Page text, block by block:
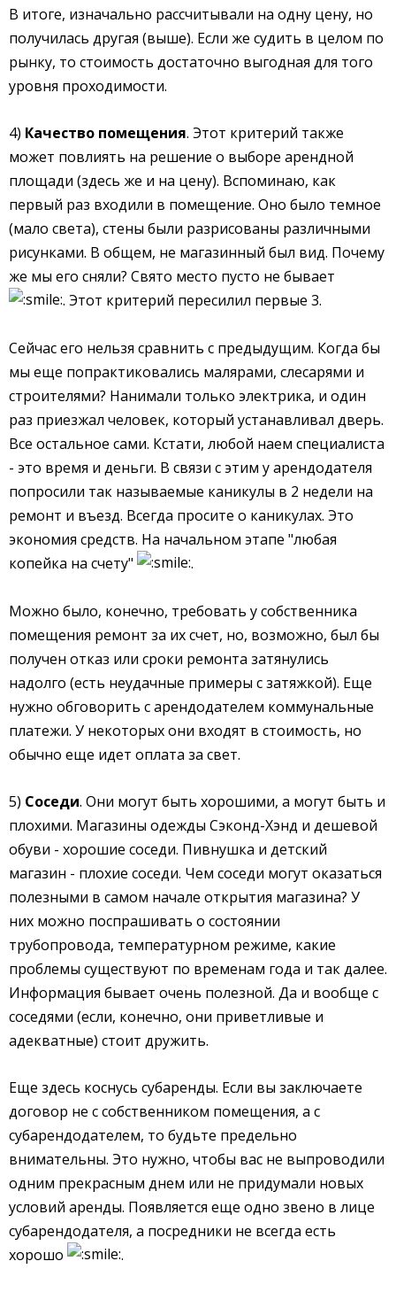
В итоге, изначально рассчитывали на одну цену, но
получилась другая (выше). Если же судить в целом по
рынку, то стоимость достаточно выгодная для того
уровня проходимости.
4) Качество помещения. Этот критерий также
может повлиять на решение о выборе арендной
площади (здесь же и на цену). Вспоминаю, как
первый раз входили в помещение. Оно было темное
(мало света), стены были разрисованы различными
рисунками. В общем, не магазинный был вид. Почему
же мы его сняли? Свято место пусто не бывает
. Этот критерий пересилил первые 3.
Сейчас его нельзя сравнить с предыдущим. Когда бы
мы еще попрактиковались малярами, слесарями и
строителями? Нанимали только электрика, и один
раз приезжал человек, который устанавливал дверь.
Все остальное сами. Кстати, любой наем специалиста
- это время и деньги. В связи с этим у арендодателя
попросили так называемые каникулы в 2 недели на
ремонт и въезд. Всегда просите о каникулах. Это
экономия средств. На начальном этапе "любая
копейка на счету"
.
Можно было, конечно, требовать у собственника
помещения ремонт за их счет, но, возможно, был бы
получен отказ или сроки ремонта затянулись
надолго (есть неудачные примеры с затяжкой). Еще
нужно обговорить с арендодателем коммунальные
платежи. У некоторых они входят в стоимость, но
обычно еще идет оплата за свет.
5) Соседи. Они могут быть хорошими, а могут быть и
плохими. Магазины одежды Сэконд-Хэнд и дешевой
обуви - хорошие соседи. Пивнушка и детский
магазин - плохие соседи. Чем соседи могут оказаться
полезными в самом начале открытия магазина? У
них можно поспрашивать о состоянии
трубопровода, температурном режиме, какие
проблемы существуют по временам года и так далее.
Информация бывает очень полезной. Да и вообще с
соседями (если, конечно, они приветливые и
адекватные) стоит дружить.
Еще здесь коснусь субаренды. Если вы заключаете
договор не с собственником помещения, а с
субарендодателем, то будьте предельно
внимательны. Это нужно, чтобы вас не выпроводили
одним прекрасным днем или не придумали новых
условий аренды. Появляется еще одно звено в лице
субарендодателя, а посредники не всегда есть
хорошо
.